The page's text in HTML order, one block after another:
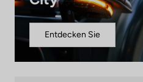
Entdecken Sie